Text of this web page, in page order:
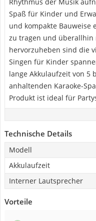
Spaß für Kinder und
und kompakte Bauweise
zu tragen und überallhin
hervorzuheben sind die
Singen für Kinder
lange Akkulaufzeit von 5
anhaltenden Karaoke-
Produkt ist ideal für
Technische Details
Modell
Akkulaufzeit
Interner Lautsprecher
Vorteile